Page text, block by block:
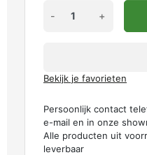
- +
Bekijk je favorieten
Persoonlijk contact
e-mail en in onze
Alle producten uit
leverbaar